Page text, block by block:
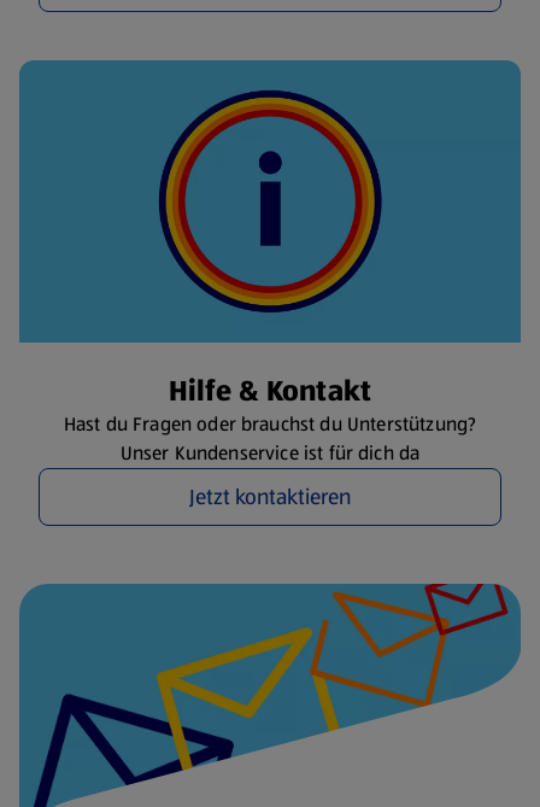
Hilfe & Kontakt
Hast du Fragen oder brauchst du Unterstützung?
Unser Kundenservice ist für dich da
Jetzt kontaktieren